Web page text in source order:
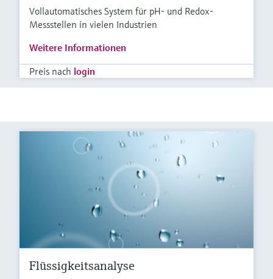
Vollautomatisches System für pH- und Redox-
Messstellen in vielen Industrien
Weitere Informationen
Preis nach login
Flüssigkeitsanalyse